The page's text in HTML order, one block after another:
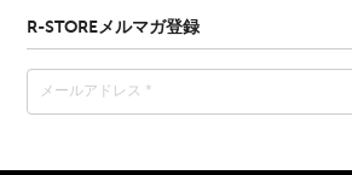
R-STOREメルマガ登録